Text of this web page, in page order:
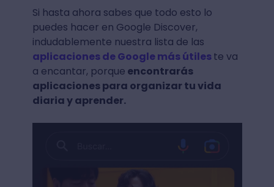
Si hasta ahora sabes que todo esto lo
puedes hacer en Google Discover,
indudablemente nuestra lista de las
aplicaciones de Google más útileste va
a encantar, porque encontrarás
aplicaciones para organizar tu vida
diaria y aprender.